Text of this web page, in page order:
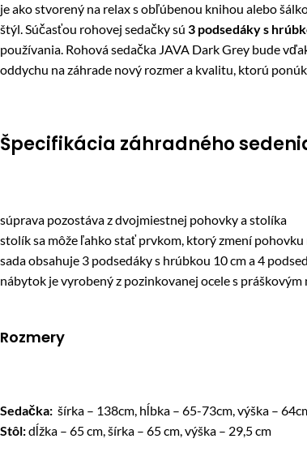
je ako stvorený na relax s obľúbenou knihou alebo
štýl. Súčasťou rohovej sedačky sú 3 podsedáky s
používania. Rohová sedačka JAVA Dark Grey bude
oddychu na záhrade nový rozmer a kvalitu, ktorú
Špecifikácia záhradného
súprava pozostáva z dvojmiestnej pohovky a stolíka
stolík sa môže ľahko stať prvkom, ktorý zmení pohovku
sada obsahuje 3 podsedáky s hrúbkou 10 cm a 4
nábytok je vyrobený z pozinkovanej ocele s práškovým
Rozmery
Sedačka: šírka – 138cm, hĺbka – 65-73cm, výška –
Stôl:dĺžka – 65 cm, šírka – 65 cm, výška – 29,5 cm